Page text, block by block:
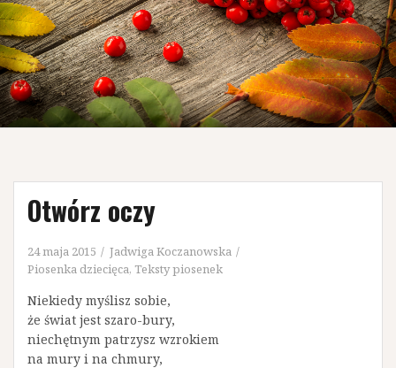
Otwórz oczy
24 maja 2015
Jadwiga Koczanowska
Piosenka dziecięca, Teksty piosenek
Niekiedy myślisz sobie,
że świat jest szaro-bury,
niechętnym patrzysz wzrokiem
na mury i na chmury,